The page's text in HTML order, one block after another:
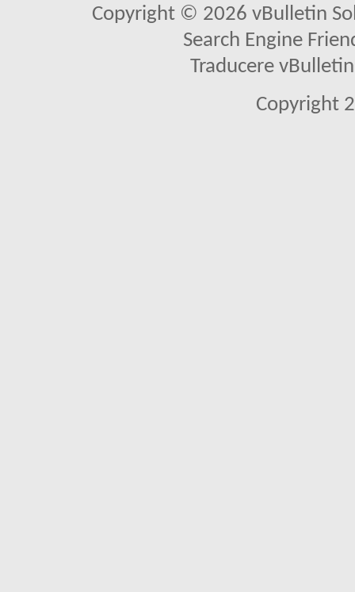
Copyright © 2026 vBulletin
Search Engine
Traducere
Copyright